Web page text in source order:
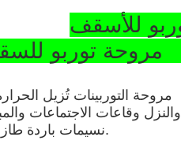
للأسقف
مروحة التوربينات تُزيل
وقاعات الاجتماعات
نسيمات باردة طازجة إلى المبنى ويضمن نظافة، بيئة عمل أكثر برودة وصحة.